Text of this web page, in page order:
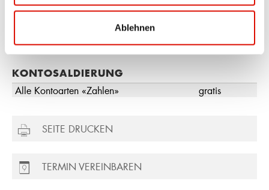
Ablehnen
Nichteinhaltung der
separate
KONTOSALDIERUNG
Alle Kontoarten «Zahlen» gratis
SEITE DRUCKEN
TERMIN VEREINBAREN